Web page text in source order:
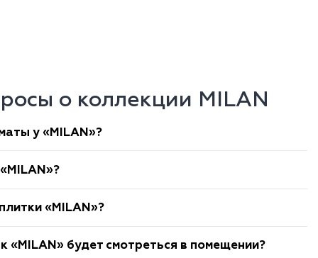
о коллекции MILAN
у «MILAN»?
«MILAN»?
«MILAN» будет смотреться в помещении?